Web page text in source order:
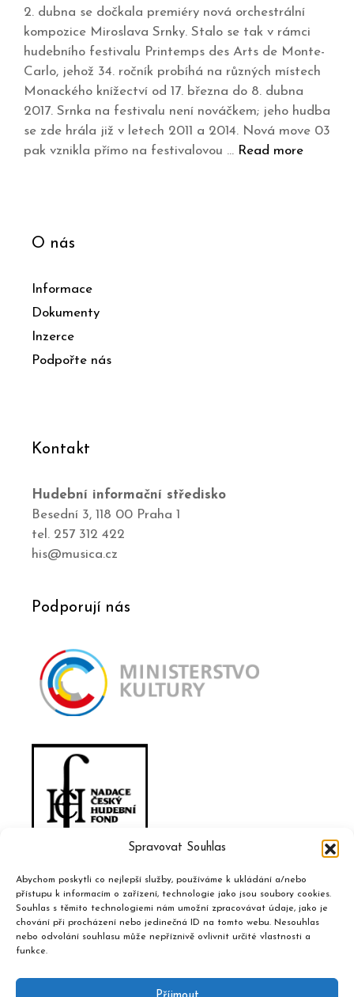
Spravovat Souhlas
Abychom poskytli co nejlepší služby, používáme k ukládání a/nebo
přístupu k informacím o zařízení, technologie jako jsou soubory cookies.
Souhlas s těmito technologiemi nám umožní zpracovávat údaje, jako je
chování při procházení nebo jedinečná ID na tomto webu. Nesouhlas
nebo odvolání souhlasu může nepříznivě ovlivnit určité vlastnosti a
funkce.
2. dubna se dočkala premiéry nová orchestrální
kompozice Miroslava Srnky. Stalo se tak v rámci
hudebního festivalu Printemps des Arts de Monte-
Carlo, jehož 34. ročník probíhá na různých místech
Monackého knížectví od 17. března do 8. dubna
2017. Srnka na festivalu není nováčkem; jeho hudba
se zde hrála již v letech 2011 a 2014. Nová move 03
pak vznikla přímo na festivalovou … Read more
O nás
Informace
Dokumenty
Inzerce
Podpořte nás
Kontakt
Hudební informační středisko
Besední 3, 118 00 Praha 1
tel. 257 312 422
his@musica.cz
Podporují nás